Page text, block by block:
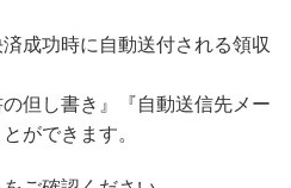
成功時に自動送付される領収
但し書き』『自動送信先メー
ができます。